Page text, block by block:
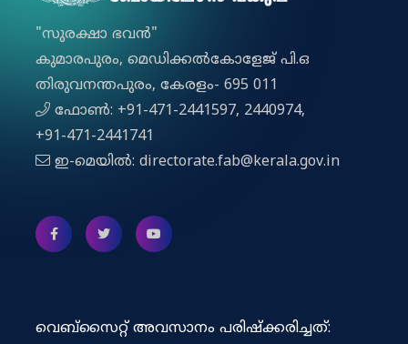
"സുരക്ഷാ ഭവൻ"
കുമാരപുരം, മെഡിക്കല്‍കോളേജ് പി.ഒ
തിരുവനന്തപുരം, കേരളം- 695 011
ഫോൺ: +91-471-2441597, 2440974,
+91-471-2441741
ഇ-മെയിൽ: directorate.fab@kerala.gov.in
വെബ്സൈറ്റ് അവസാനം പരിഷ്ക്കരിച്ചത്: